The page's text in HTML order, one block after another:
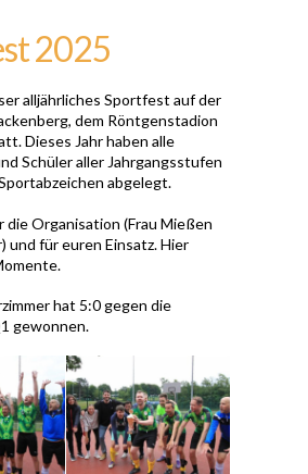
2025
alljährliches Sportfest auf der
dem Röntgenstadion
Dieses Jahr haben alle
Schüler aller Jahrgangsstufen
abgelegt.
die Organisation (Frau Mießen
und für euren Einsatz. Hier
hat 5:0 gegen die
gewonnen.